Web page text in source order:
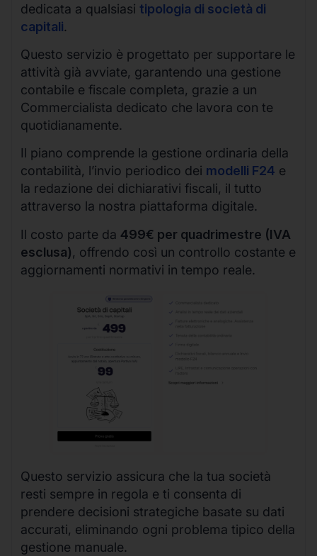
dedicata a qualsiasi tipologia di società di
capitali.
Questo servizio è progettato per supportare le
attività già avviate, garantendo una gestione
contabile e fiscale completa, grazie a un
Commercialista dedicato che lavora con te
quotidianamente.
Il piano comprende la gestione ordinaria della
contabilità, l’invio periodico dei modelli F24 e
la redazione dei dichiarativi fiscali, il tutto
attraverso la nostra piattaforma digitale.
Il costo parte da 499€ per quadrimestre (IVA
esclusa), offrendo così un controllo costante e
aggiornamenti normativi in tempo reale.
Questo servizio assicura che la tua società
resti sempre in regola e ti consenta di
prendere decisioni strategiche basate su dati
accurati, eliminando ogni problema tipico della
gestione manuale.